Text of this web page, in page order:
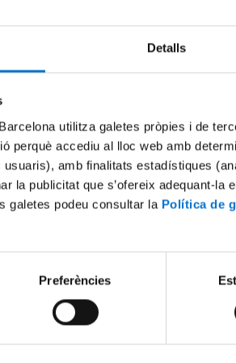
Detalls
utilitza galetes pròpies i de
perquè accediu al lloc web amb
usuaris), amb finalitats estadístiques
la publicitat que s’ofereix adequant-
galetes podeu consultar la Política de
Preferències
generació
Lluís Corominas
El